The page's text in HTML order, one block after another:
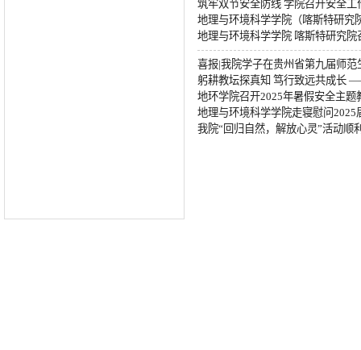
筑牢双节安全防线 学院召开安全工
地理与环境科学学院（喀斯特研究
地理与环境科学学院 喀斯特研究
喜报|我院学子在贵州省第九届师
躬耕教坛探真知 笃行致远共成长
地环学院召开2025年暑假安全主题
地理与环境科学学院走寝慰问2025
我院“回归自然，解放心灵”活动顺